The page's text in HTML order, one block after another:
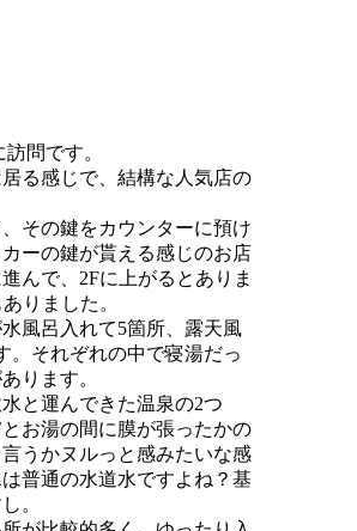
問です。
る感じで、結構な人気店の
その鍵をカウンターに預け
ーの鍵が貰える感じのお店
んで、2Fに上がるとありま
りました。
風呂入れて5箇所、露天風
。それぞれの中で寝湯だっ
ります。
と運んできた温泉の2つ
お湯の間に膜が張ったかの
うかヌルっと感みたいな感
普通の水道水ですよね？基
。